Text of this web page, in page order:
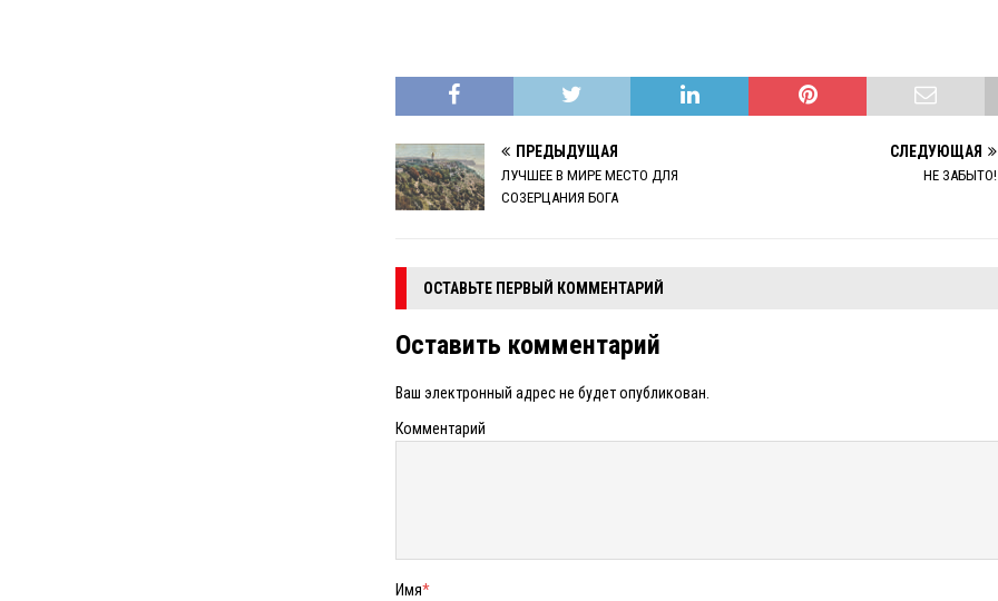
ПРЕДЫДУЩАЯ
ЛУЧШЕЕ В МИРЕ МЕСТО ДЛЯ
СОЗЕРЦАНИЯ БОГА
СЛЕДУЮЩАЯ
НЕ ЗАБЫТО!
ОСТАВЬТЕ ПЕРВЫЙ КОММЕНТАРИЙ
Оставить комментарий
Ваш электронный адрес не будет опубликован.
Комментарий
Имя*